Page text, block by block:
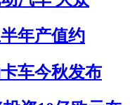
年产值约
车今秋发布